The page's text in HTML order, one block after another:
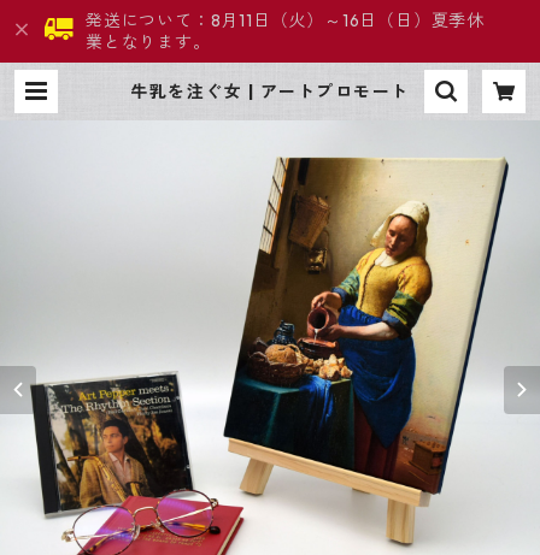
発送について：8月11日（火）～16日（日）夏季休
業となります。
牛乳を注ぐ女 | アートプロモート